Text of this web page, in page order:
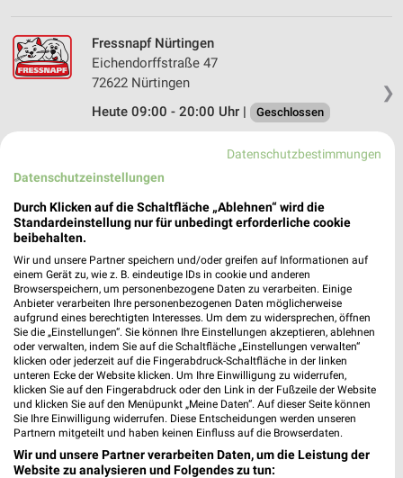
❯
Fressnapf Nürtingen
Eichendorffstraße 47
72622 Nürtingen
Heute 09:00 - 20:00 Uhr |
Geschlossen
Hauptstr. 104
72525 Münsingen
Heute 09:00 - 18:00 Uhr | Geschlossen
533,64 km • Angebote: 1 Prospekt
Fressnapf Münsingen
Achalmstraße 9
72525 Münsingen
Heute 09:00 - 19:00 Uhr | Geschlossen
Datenschutzbestimmungen
Datenschutzeinstellungen
Durch Klicken auf die Schaltfläche „Ablehnen“ wird die
Standardeinstellung nur für unbedingt erforderliche cookie
beibehalten.
Wir und unsere Partner speichern und/oder greifen auf Informationen auf
einem Gerät zu, wie z. B. eindeutige IDs in cookie und anderen
Browserspeichern, um personenbezogene Daten zu verarbeiten. Einige
Anbieter verarbeiten Ihre personenbezogenen Daten möglicherweise
aufgrund eines berechtigten Interesses. Um dem zu widersprechen, öffnen
Sie die „Einstellungen“. Sie können Ihre Einstellungen akzeptieren, ablehnen
oder verwalten, indem Sie auf die Schaltfläche „Einstellungen verwalten“
klicken oder jederzeit auf die Fingerabdruck-Schaltfläche in der linken
unteren Ecke der Website klicken. Um Ihre Einwilligung zu widerrufen,
klicken Sie auf den Fingerabdruck oder den Link in der Fußzeile der Website
und klicken Sie auf den Menüpunkt „Meine Daten“. Auf dieser Seite können
Sie Ihre Einwilligung widerrufen. Diese Entscheidungen werden unseren
Partnern mitgeteilt und haben keinen Einfluss auf die Browserdaten.
Wir und unsere Partner verarbeiten Daten, um die Leistung der
Website zu analysieren und Folgendes zu tun: